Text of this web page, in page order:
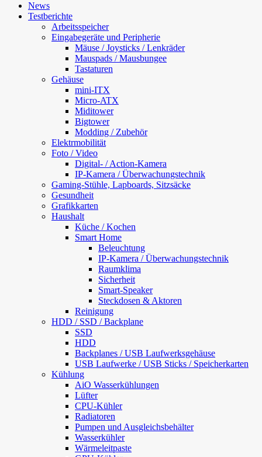
News
Testberichte
Arbeitsspeicher
Eingabegeräte und Peripherie
Mäuse / Joysticks / Lenkräder
Mauspads / Mausbungee
Tastaturen
Gehäuse
mini-ITX
Micro-ATX
Miditower
Bigtower
Modding / Zubehör
Elektrmobilität
Foto / Video
Digital- / Action-Kamera
IP-Kamera / Überwachungstechnik
Gaming-Stühle, Lapboards, Sitzsäcke
Gesundheit
Grafikkarten
Haushalt
Küche / Kochen
Smart Home
Beleuchtung
IP-Kamera / Überwachungstechnik
Raumklima
Sicherheit
Smart-Speaker
Steckdosen & Aktoren
Reinigung
HDD / SSD / Backplane
SSD
HDD
Backplanes / USB Laufwerksgehäuse
USB Laufwerke / USB Sticks / Speicherkarten
Kühlung
AiO Wasserkühlungen
Lüfter
CPU-Kühler
Radiatoren
Pumpen und Ausgleichsbehälter
Wasserkühler
Wärmeleitpaste